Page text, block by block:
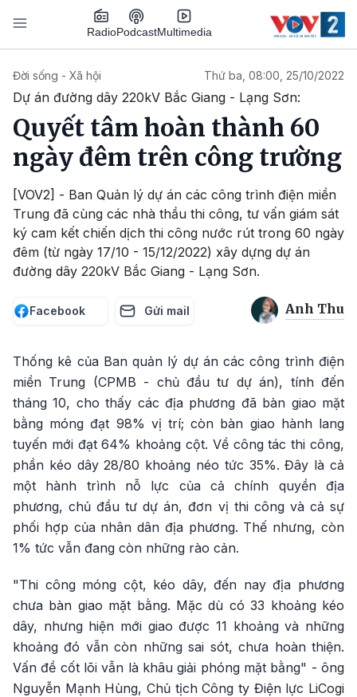
Nhảy đến nội dung
RadioPodcastMultimedia
Đời sống - Xã hội Thứ ba, 08:00, 25/10/2022
Dự án đường dây 220kV Bắc Giang - Lạng Sơn:
Quyết tâm hoàn thành 60
ngày đêm trên công trường
[VOV2] - Ban Quản lý dự án các công trình điện miền
Trung đã cùng các nhà thầu thi công, tư vấn giám sát
ký cam kết chiến dịch thi công nước rút trong 60 ngày
đêm (từ ngày 17/10 - 15/12/2022) xây dựng dự án
đường dây 220kV Bắc Giang - Lạng Sơn.
Facebook Gửi mail Anh Thu
Thống kê của Ban quản lý dự án các công trình điện
miền Trung (CPMB - chủ đầu tư dự án), tính đến
tháng 10, cho thấy các địa phương đã bàn giao mặt
bằng móng đạt 98% vị trí; còn bàn giao hành lang
tuyến mới đạt 64% khoảng cột. Về công tác thi công,
phần kéo dây 28/80 khoảng néo tức 35%. Đây là cả
một hành trình nỗ lực của cả chính quyền địa
phương, chủ đầu tư dự án, đơn vị thi công và cả sự
phối hợp của nhân dân địa phương. Thế nhưng, còn
1% tức vẫn đang còn những rào cản.
"Thi công móng cột, kéo dây, đến nay địa phương
chưa bàn giao mặt bằng. Mặc dù có 33 khoảng kéo
dây, nhưng hiện mới giao được 11 khoảng và những
khoảng đó vẫn còn những sai sót, chưa hoàn thiện.
Vấn đề cốt lõi vẫn là khâu giải phóng mặt bằng" - ông
Nguyễn Mạnh Hùng, Chủ tịch Công ty Điện lực LiCogi